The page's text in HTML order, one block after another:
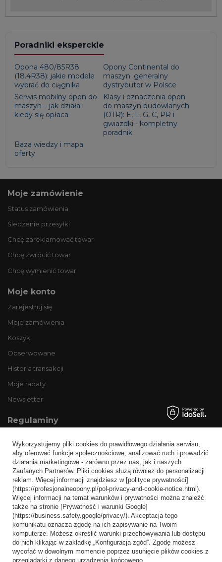
Poradniki eksperckie
Opona 480/85R38
(18.4R38): jakie modele
wybrać do ciągnika
Opony Continental do
maszyn: generalny
dystrybutor w Polsce
Serwis mobilny opon do
maszyn – jak działa i
kiedy się opłaca
Klasy i oznaczenia opon
do maszyn budowlanych
(OTR): E, L, G, C, PR i
gwiazdki - kompletny
poradnik
Baza wiedzy i mapa
oferty
Moje zamówienie
Status zamówienia
Śledzenie przesyłki
Chcę zareklamować towar
Chcę zwrócić towar
Chcę wymienić towar
Moje konto
Zarejestruj się
Moje zamówienia
Koszyk
Obserwowane
Historia transakcji
Moje rabaty
Newsletter
Regulaminy
Wysyłka
Sposoby płatności i prowizje
Regulamin
Polityka prywatności
Odstąpienie od umowy
Popularne kategorie
Opony bezdętkowe
Opony dętkowe
Wykorzystujemy pliki cookies do prawidłowego działania serwisu,
aby oferować funkcje społecznościowe, analizować ruch i prowadzić
działania marketingowe - zarówno przez nas, jak i naszych
Zaufanych Partnerów. Pliki cookies służą również do personalizacji
reklam. Więcej informacji znajdziesz w [polityce prywatności]
(https://profesjonalneopony.pl/pol-privacy-and-cookie-notice.html).
Więcej informacji na temat warunków i prywatności można znaleźć
także na stronie [Prywatność i warunki Google]
(https://business.safety.google/privacy/). Akceptacja tego
komunikatu oznacza zgodę na ich zapisywanie na Twoim
komputerze. Możesz określić warunki przechowywania lub dostępu
do nich klikając w zakładkę „Konfiguracja zgód”. Zgodę możesz
wycofać w dowolnym momencie poprzez usunięcie plików cookies z
przeglądarki z danego urządzenia końcowego.